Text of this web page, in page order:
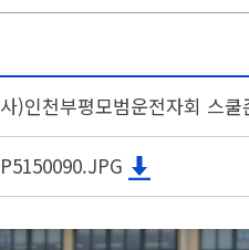
사)인천부평모범운전자회 스쿨
P5150090.JPG